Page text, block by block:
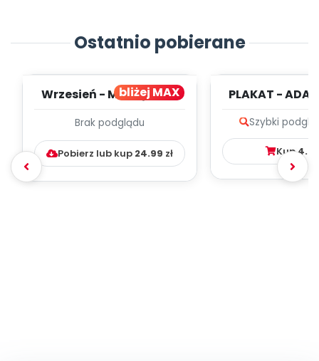
Ostatnio pobierane
bliżej MAX
Wrzesień - MIESIĘCZNY
WYCHOWAWCZO –
DYDAKTYC...
Brak podglądu
Pobierz lub kup 24.99 zł
PLAKAT -
Szybki
Kup